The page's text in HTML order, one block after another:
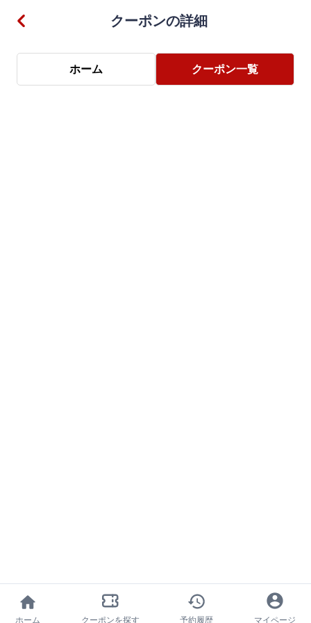
クーポンの詳細
ホーム クーポン一覧
ホーム クーポンを探す 予約履歴 マイページ